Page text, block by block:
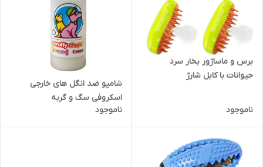
برس و ماساژور بخار سرد
حیوانات با کابل شارژ
ناموجود
شامپو ضد انگل های خارجی
اسکروفی سگ و گربه
ناموجود